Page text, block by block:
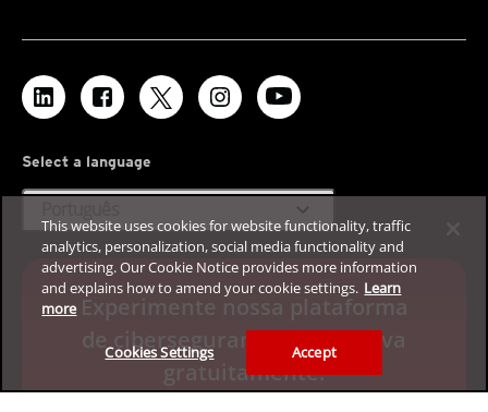
Select a language
expand_more
Experimente nossa plataforma
de cibersegurança corporativa
gratuitamente.
This website uses cookies for website functionality, traffic
analytics, personalization, social media functionality and
advertising. Our Cookie Notice provides more information
and explains how to amend your cookie settings. Learn
more
Cookies Settings Accept